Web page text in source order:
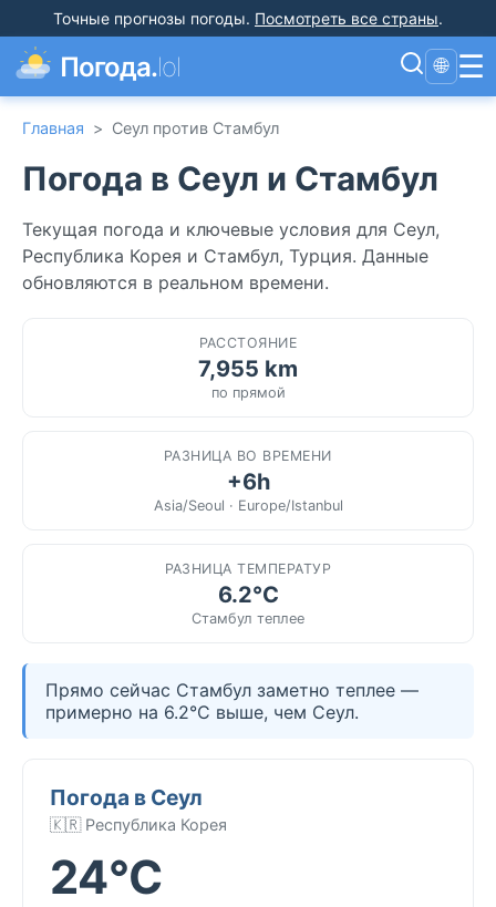
Точные прогнозы погоды. Посмотреть все страны.
Погода.lol 🌐 ☰
Главная > Сеул против Стамбул
Погода в Сеул и Стамбул
Текущая погода и ключевые условия для Сеул,
Республика Корея и Стамбул, Турция. Данные
обновляются в реальном времени.
РАССТОЯНИЕ
7,955 km
по прямой
РАЗНИЦА ВО ВРЕМЕНИ
+6h
Asia/Seoul · Europe/Istanbul
РАЗНИЦА ТЕМПЕРАТУР
6.2°C
Стамбул теплее
Прямо сейчас Стамбул заметно теплее —
примерно на 6.2°C выше, чем Сеул.
Погода в Сеул
🇰🇷 Республика Корея
24°C